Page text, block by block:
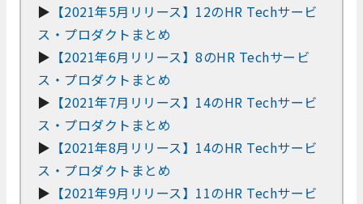
▶ 【2021年5月リリース】12のHR Techサービ
ス・プロダクトまとめ
▶ 【2021年6月リリース】8のHR Techサービ
ス・プロダクトまとめ
▶ 【2021年7月リリース】14のHR Techサービ
ス・プロダクトまとめ
▶ 【2021年8月リリース】14のHR Techサービ
ス・プロダクトまとめ
▶ 【2021年9月リリース】11のHR Techサービ